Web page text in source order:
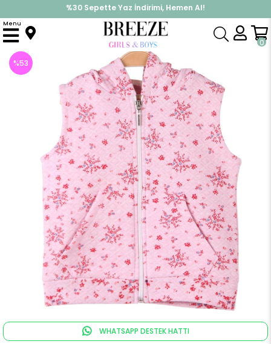
%30 Sepette Yaz İndirimi, Hemen Al!
İndirimlere ek %10 İndirimi Kap, Hemen Üye Ol!
0
Menu
Anasayfa Üst Giyim Yelek
%53
WHATSAPP DESTEK HATTI